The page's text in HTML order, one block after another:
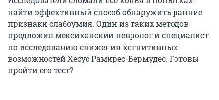
найти эффективный способ обнаружить ранние
признаки слабоумия. Один из таких методов
предложил мексиканский невролог и специалист
по исследованию снижения когнитивных
возможностей Хесус Рамирес-Бермудес. Готовы
пройти его тест?